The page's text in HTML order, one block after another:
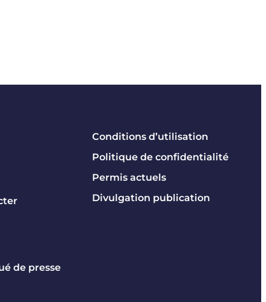
de presse
Conditions d’utilisation
Politique de confidentialité
Permis actuels
Divulgation publication